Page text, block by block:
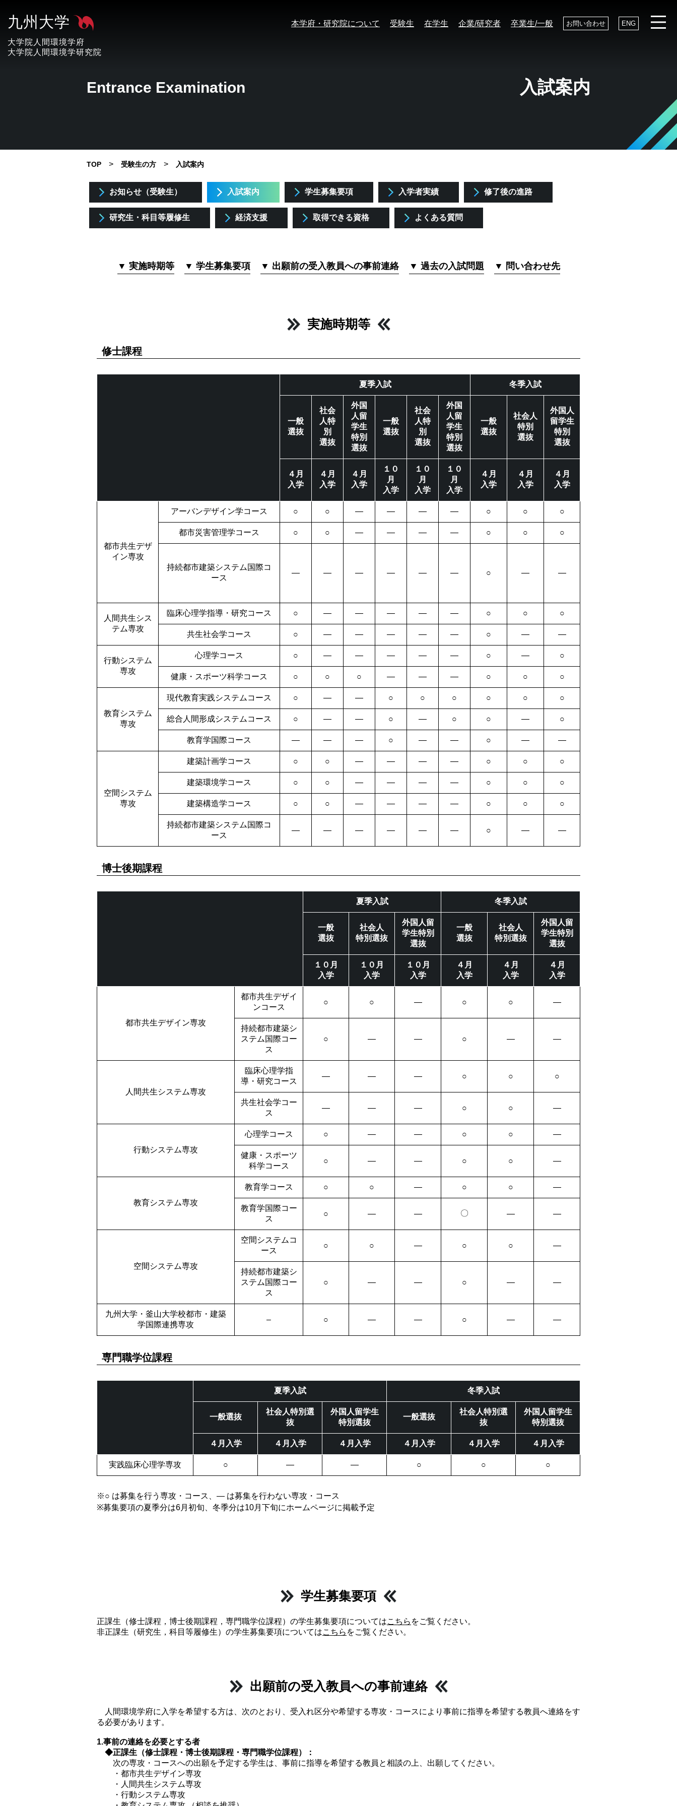
九州大学
大学院人間環境学府
大学院人間環境学研究院
本学府・研究院について 受験生 在学生 企業/研究者 卒業生/一般 お問い合わせ ENG
Entrance Examination 入試案内
TOP > 受験生の方 > 入試案内
お知らせ（受験生） 入試案内 学生募集要項 入学者実績 修了後の進路
研究生・科目等履修生 経済支援 取得できる資格 よくある質問
▼ 実施時期等 ▼ 学生募集要項 ▼ 出願前の受入教員への事前連絡 ▼ 過去の入試問題 ▼ 問い合わせ先
実施時期等
修士課程
夏季入試 冬季入試
一般
選抜
社会
人特
別
選抜
外国
人留
学生
特別
選抜
一般
選抜
社会
人特
別
選抜
外国
人留
学生
特別
選抜
一般
選抜
社会人
特別
選抜
外国人
留学生
特別
選抜
４月
入学
４月
入学
４月
入学
１０
月
入学
１０
月
入学
１０
月
入学
４月
入学
４月
入学
４月
入学
都市共生デザ
イン専攻
アーバンデザイン学コース ○ ○ ― ― ― ― ○ ○ ○
都市災害管理学コース ○ ○ ― ― ― ― ○ ○ ○
持続都市建築システム国際コ
ース
― ― ― ― ― ― ○ ― ―
人間共生シス
テム専攻
臨床心理学指導・研究コース ○ ― ― ― ― ― ○ ○ ○
共生社会学コース ○ ― ― ― ― ― ○ ― ―
行動システム
専攻
心理学コース ○ ― ― ― ― ― ○ ― ○
健康・スポーツ科学コース ○ ○ ○ ― ― ― ○ ○ ○
教育システム
専攻
現代教育実践システムコース ○ ― ― ○ ○ ○ ○ ○ ○
総合人間形成システムコース ○ ― ― ○ ― ○ ○ ― ○
教育学国際コース ― ― ― ○ ― ― ○ ― ―
空間システム
専攻
建築計画学コース ○ ○ ― ― ― ― ○ ○ ○
建築環境学コース ○ ○ ― ― ― ― ○ ○ ○
建築構造学コース ○ ○ ― ― ― ― ○ ○ ○
持続都市建築システム国際コ
ース
― ― ― ― ― ― ○ ― ―
博士後期課程
夏季入試 冬季入試
一般
選抜
社会人
特別選抜
外国人留
学生特別
選抜
一般
選抜
社会人
特別選抜
外国人留
学生特別
選抜
１０月
入学
１０月
入学
１０月
入学
４月
入学
４月
入学
４月
入学
都市共生デザイン専攻
都市共生デザイ
ンコース
○ ○ ― ○ ○ ―
持続都市建築シ
ステム国際コー
ス
○ ― ― ○ ― ―
人間共生システム専攻
臨床心理学指
導・研究コース
― ― ― ○ ○ ○
共生社会学コー
ス
― ― ― ○ ○ ―
行動システム専攻
心理学コース ○ ― ― ○ ○ ―
健康・スポーツ
科学コース
○ ― ― ○ ○ ―
教育システム専攻
教育学コース ○ ○ ― ○ ○ ―
教育学国際コー
ス
○ ― ― 〇 ― ―
空間システム専攻
空間システムコ
ース
○ ○ ― ○ ○ ―
持続都市建築シ
ステム国際コー
ス
○ ― ― ○ ― ―
九州大学・釜山大学校都市・建築
学国際連携専攻
– ○ ― ― ○ ― ―
専門職学位課程
夏季入試 冬季入試
一般選抜
社会人特別選
抜
外国人留学生
特別選抜
一般選抜
社会人特別選
抜
外国人留学生
特別選抜
４月入学 ４月入学 ４月入学 ４月入学 ４月入学 ４月入学
実践臨床心理学専攻 ○ ― ― ○ ○ ○
※○ は募集を行う専攻・コース、― は募集を行わない専攻・コース
※募集要項の夏季分は6月初旬、冬季分は10月下旬にホームページに掲載予定
学生募集要項
正課生（修士課程，博士後期課程，専門職学位課程）の学生募集要項についてはこちら をご覧ください。
非正課生（研究生，科目等履修生）の学生募集要項についてはこちら をご覧ください。
出願前の受入教員への事前連絡
人間環境学府に入学を希望する方は、次のとおり、受入れ区分や希望する専攻・コースにより事前に指導を希望する教員へ連絡をす
る必要があります。
1.事前の連絡を必要とする者
◆正課生（修士課程・博士後期課程・専門職学位課程）：
次の専攻・コースへの出願を予定する学生は、事前に指導を希望する教員と相談の上、出願してください。
・都市共生デザイン専攻
・人間共生システム専攻
・行動システム専攻